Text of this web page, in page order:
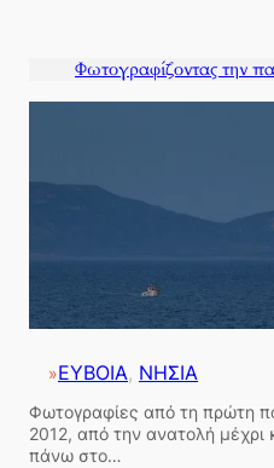
Φωτογραφίζοντας την
»ΕΥΒΟΙΑ, ΝΗΣΙΑ
Φωτογραφίες από τη πρώτη
2012, από την ανατολή μέχρι
πάνω στο…